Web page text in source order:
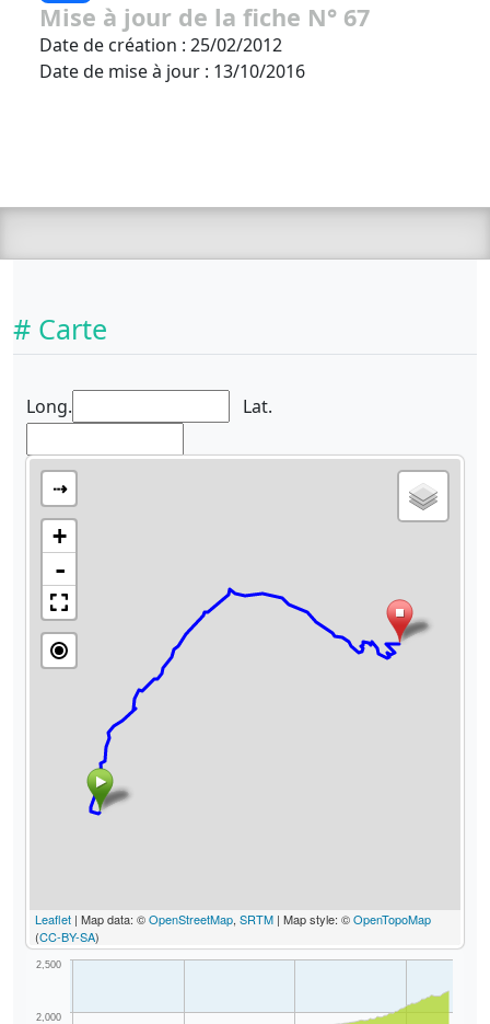
Mise à jour de la fiche N° 67
Date de création : 25/02/2012
Date de mise à jour : 13/10/2016
# Carte
Long. Lat.
⇢
+
-
Leaflet | Map data: ©OpenStreetMap, SRTM | Map style: ©OpenTopoMap
(CC-BY-SA)
2,000
2,500